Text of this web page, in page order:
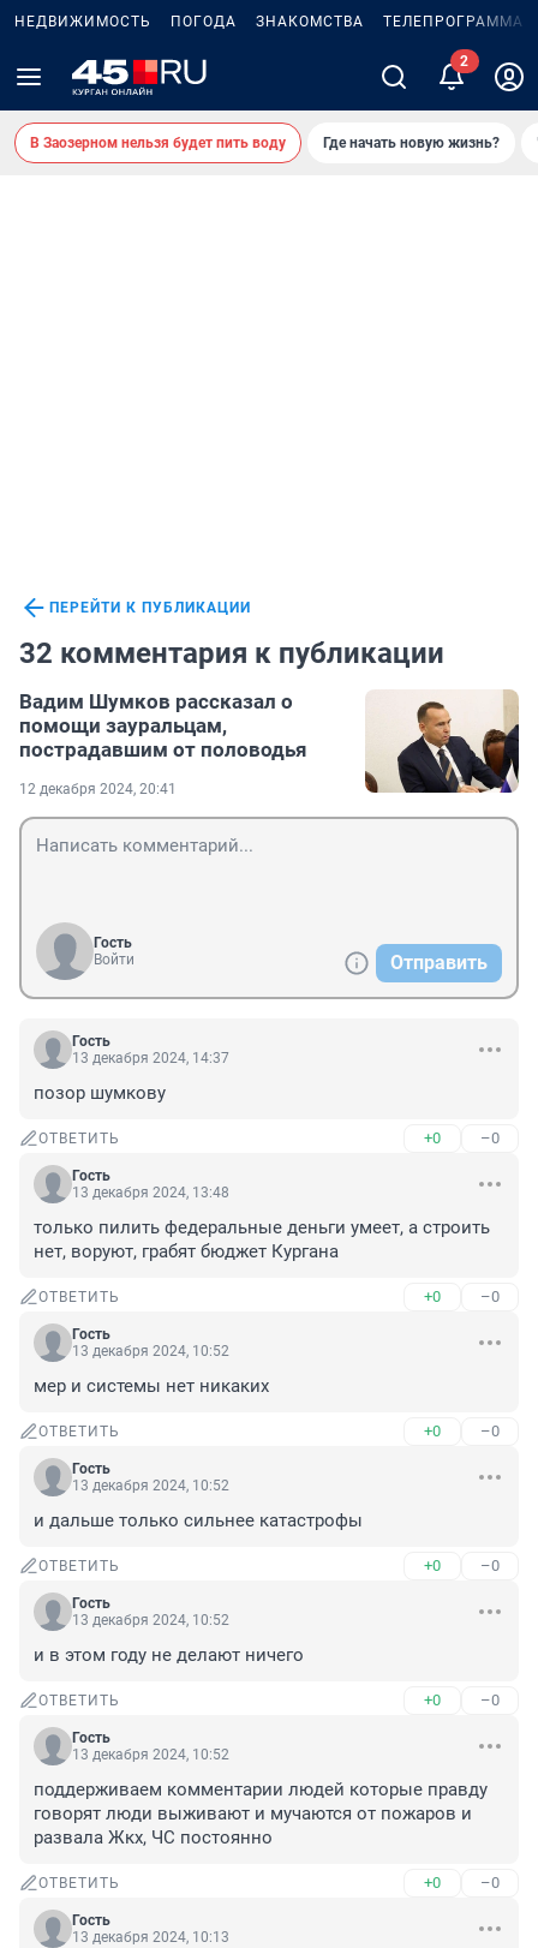
НЕДВИЖИМОСТЬ ПОГОДА ЗНАКОМСТВА ТЕЛЕПРОГРАММА
В Заозерном нельзя будет пить воду Где начать новую жизнь?
ПЕРЕЙТИ К ПУБЛИКАЦИИ
32 комментария к публикации
Вадим Шумков рассказал о
помощи зауральцам,
пострадавшим от половодья
12 декабря 2024, 20:41
Гость
Войти
Отправить
Гость
13 декабря 2024, 14:37
позор шумкову
ОТВЕТИТЬ +0 –0
Гость
13 декабря 2024, 13:48
только пилить федеральные деньги умеет, а строить
нет, воруют, грабят бюджет Кургана
ОТВЕТИТЬ +0 –0
Гость
13 декабря 2024, 10:52
мер и системы нет никаких
ОТВЕТИТЬ +0 –0
Гость
13 декабря 2024, 10:52
и дальше только сильнее катастрофы
ОТВЕТИТЬ +0 –0
Гость
13 декабря 2024, 10:52
и в этом году не делают ничего
ОТВЕТИТЬ +0 –0
Гость
13 декабря 2024, 10:52
поддерживаем комментарии людей которые правду
говорят люди выживают и мучаются от пожаров и
развала Жкх, ЧС постоянно
ОТВЕТИТЬ +0 –0
Гость
13 декабря 2024, 10:13